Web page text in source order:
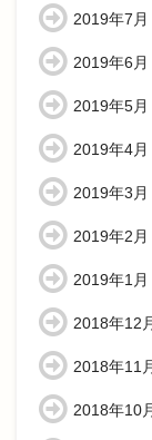
2019年7月
2019年6月
2019年5月
2019年4月
2019年3月
2019年2月
2019年1月
2018年12
2018年11
2018年10